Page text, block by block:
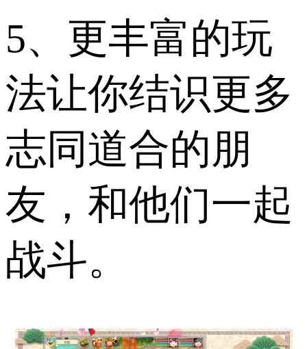
5、更丰富的玩
法让你结识更多
志同道合的朋
友，和他们一起
战斗。